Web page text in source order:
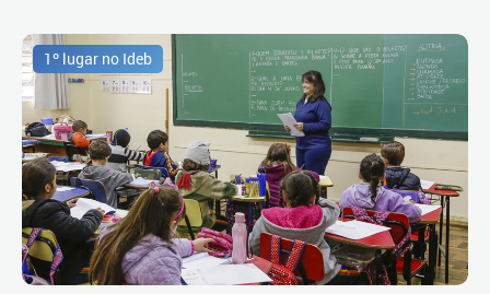
1º lugar no Ideb